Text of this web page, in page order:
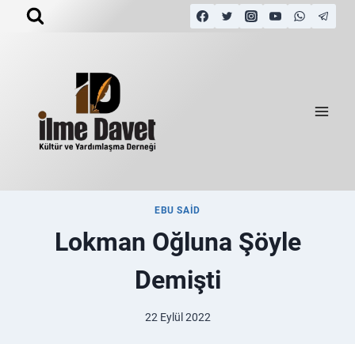
EBU SAID
Lokman Oğluna Şöyle
Demişti
By
22 Eylül 2022